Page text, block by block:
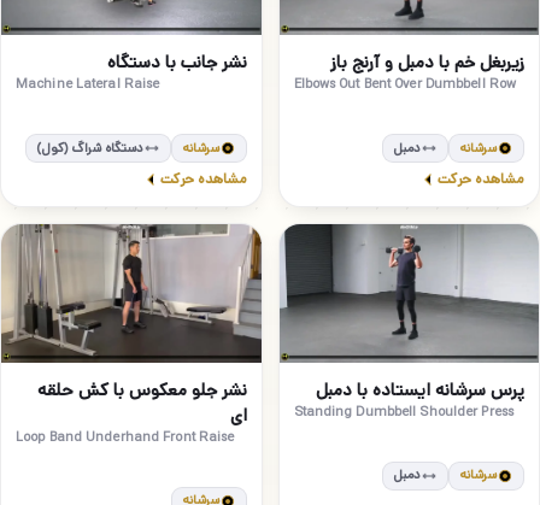
17
زیربغل خم با دمبل و آرنج باز
Elbows Out Bent Over Dumbbell Row
سرشانه دمبل
مشاهده حرکت
18
نشر جانب با دستگاه
Machine Lateral Raise
سرشانه دستگاه شراگ (کول)
مشاهده حرکت
پرس سرشانه ایستاده با دمبل
Standing Dumbbell Shoulder Press
سرشانه دمبل
20
نشر جلو معکوس با کش حلقه
ای
Loop Band Underhand Front Raise
سرشانه